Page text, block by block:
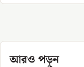
আরও পড়ুন